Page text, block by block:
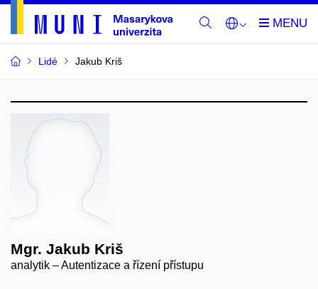
Lidé Jakub Kriš
Mgr. Jakub Kriš
analytik – Autentizace a řízení přístupu